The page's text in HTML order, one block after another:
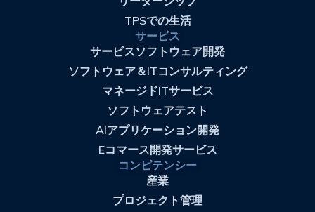
TPSでの生活
サービス
サービスソフトウェア開発
ソフトウェア＆ITコンサルティング
マネージドITサービス
ソフトウェアテスト
AIアプリケーション開発
Eコマース開発サービス
コンピテンシー
産業
プロジェクト管理